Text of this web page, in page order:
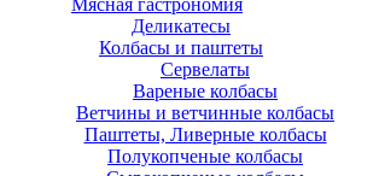
Деликатесы
Колбасы и паштеты
Сервелаты
Вареные колбасы
Ветчины и ветчинные колбасы
Паштеты, Ливерные колбасы
Полукопченые колбасы